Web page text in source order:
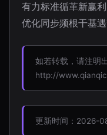
有力标准循革新赢
优化同步频根干基遇
如若转载，请注明
http://
更新时间：2026-